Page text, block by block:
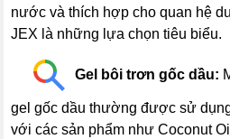
nước và thích hợp cho quan hệ
JEX là những lựa chọn tiêu biểu.
Gel bôi trơn gốc dầu:
gel gốc dầu thường được sử
với các sản phẩm như Coconut